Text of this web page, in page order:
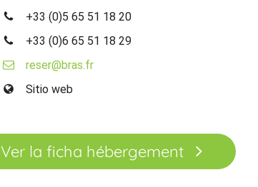
+33 (0)5 65 51 18 20
+33 (0)6 65 51 18 29
reser@bras.fr
Sitio web
Ver la ficha hébergement